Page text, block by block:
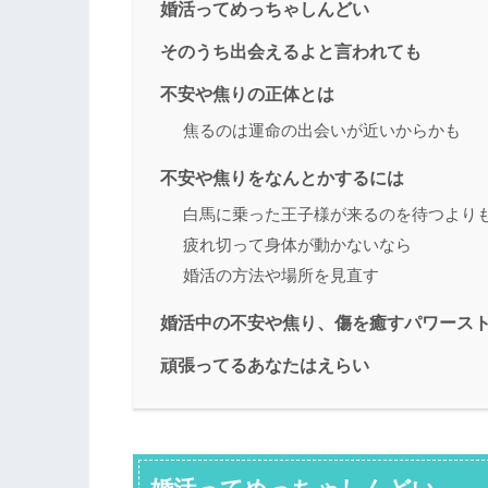
婚活ってめっちゃしんどい
そのうち出会えるよと言われても
不安や焦りの正体とは
焦るのは運命の出会いが近いからかも
不安や焦りをなんとかするには
白馬に乗った王子様が来るのを待つより
疲れ切って身体が動かないなら
婚活の方法や場所を見直す
婚活中の不安や焦り、傷を癒すパワース
頑張ってるあなたはえらい